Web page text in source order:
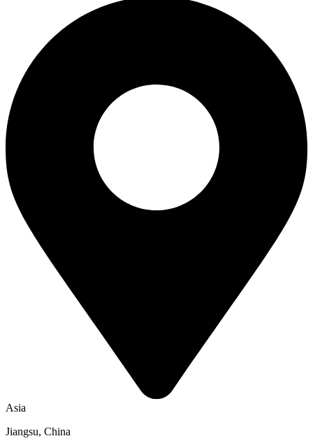
Asia
Jiangsu, China